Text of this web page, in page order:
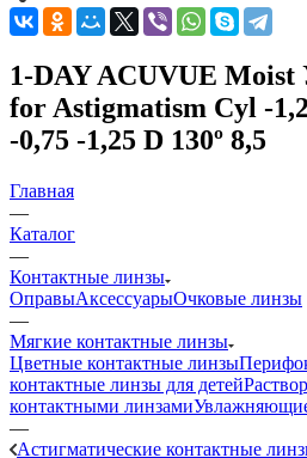
1-DAY ACUVUE
for Astigmatism Cyl -
-0,75 -1,25 D 130º 8,5
Главная
—
Каталог
—
Контактные линзы
ОправыАксессуарыОчковые линзы
—
Мягкие контактные линзы
Цветные контактные линзы
контактные линзы для детей
контактными линзами
—
Астигматические контактные